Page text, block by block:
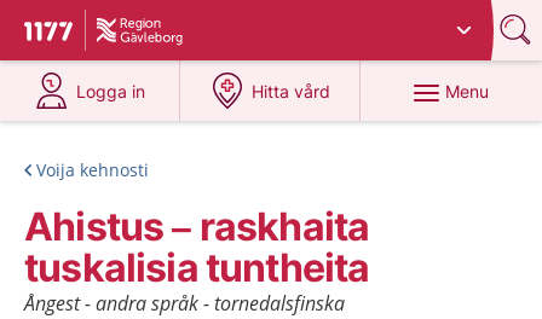
To start page for 1177
Du har valt region
Logga in
at 1177.se
Hitta vård
at 1177.se
Menu
Voija kehnosti
Ahistus – raskhaita
tuskalisia tuntheita
Ångest - andra språk - tornedalsfinska